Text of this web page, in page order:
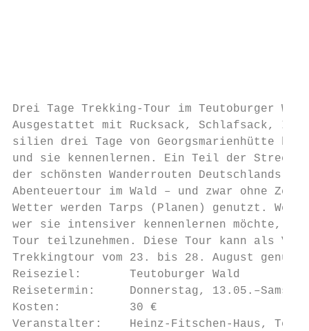
Drei Tage Trekking-Tour im
Ausgestattet mit Rucksack, Schlafsack,
silien drei Tage von Georgsmarienhütte
und sie kennenlernen. Ein Teil der Strecke
der schönsten Wanderrouten Deutschlands.
Abenteuertour im Wald – und zwar ohne
Wetter werden Tarps (Planen) genutzt.
wer sie intensiver kennenlernen möchte,
Tour teilzunehmen. Diese Tour kann als
Trekkingtour vom 23. bis 28. August
Reiseziel:       Teutoburger Wald
Reisetermin:     Donnerstag,
Kosten:          30 €
Veranstalter:    Heinz-Fitschen-Haus, Tel.